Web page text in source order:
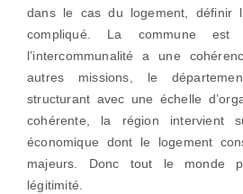
dans le cas du logement, définir
compliqué. La commune est
l’intercommunalité a une
autres missions, le
structurant avec une échelle
cohérente, la région intervient
économique dont le logement
majeurs. Donc tout le monde
légitimité.